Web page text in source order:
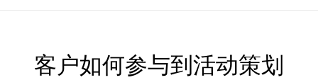
客户如何参与到活动策划